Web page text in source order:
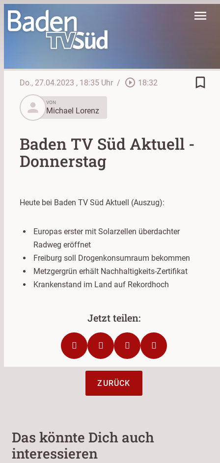
menu
Do., 27.04.2023 , 18:35 Uhr / play_circle_outline 18:32
bookmark_border
person
VON
Michael Lorenz
Baden TV Süd Aktuell -
Donnerstag
Heute bei Baden TV Süd Aktuell (Auszug):
Europas erster mit Solarzellen überdachter
Radweg eröffnet
Freiburg soll Drogenkonsumraum bekommen
Metzgergrün erhält Nachhaltigkeits-Zertifikat
Krankenstand im Land auf Rekordhoch
ZURÜCK
Das könnte Dich auch
interessieren